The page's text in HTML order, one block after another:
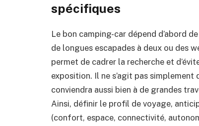
spécifiques
Le bon camping-car dépend d’abord
de longues escapades à deux ou des
permet de cadrer la recherche et
exposition. Il ne s’agit pas simplement
conviendra aussi bien à de grandes
Ainsi, définir le profil de voyage,
(confort, espace, connectivité,